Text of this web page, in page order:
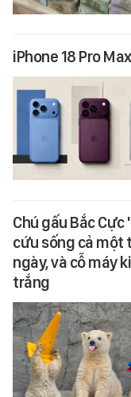
iPhone 18 Pro
Chú gấu Bắc
cứu sống cả một
ngày, và cỗ máy
trắng